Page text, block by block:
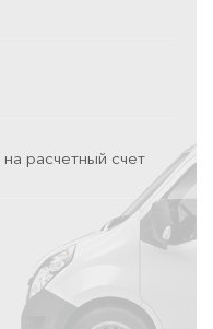
расчетный счет